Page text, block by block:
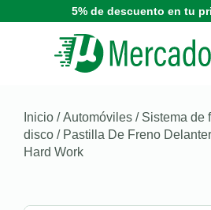
5% de descuento en tu
Inicio /Automóviles / Sistema de
disco / Pastilla De Freno
Hard Work